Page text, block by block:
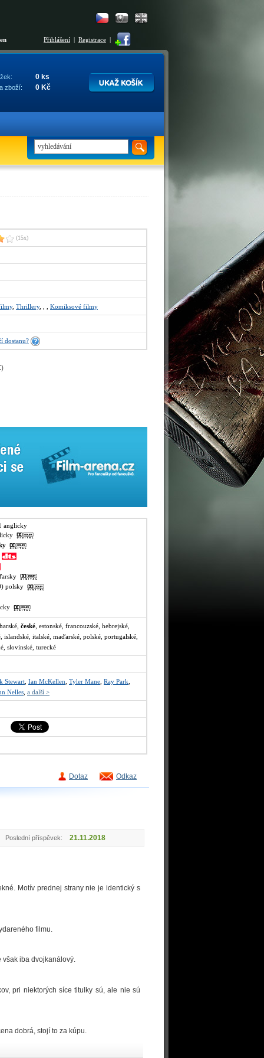
Přihlášení | Registrace |
0 ks
zboží: 0 Kč
(15x)
, Thrillery, Komiksové filmy
dostanu?
)
anglicky
polsky
české , estonské, francouzské, hebrejské,
islandské, italské, maďarské, polské, portugalské,
slovinské, turecké
Stewart Ian McKellen Tyler Mane Ray Park
Nelles a další >
Dotaz Odkaz
Poslední příspěvek: 21.11.2018
Motív prednej strany nie je identický s
filmu.
však iba dvojkanálový.
pri niektorých síce titulky sú, ale nie sú
dobrá, stojí to za kúpu.